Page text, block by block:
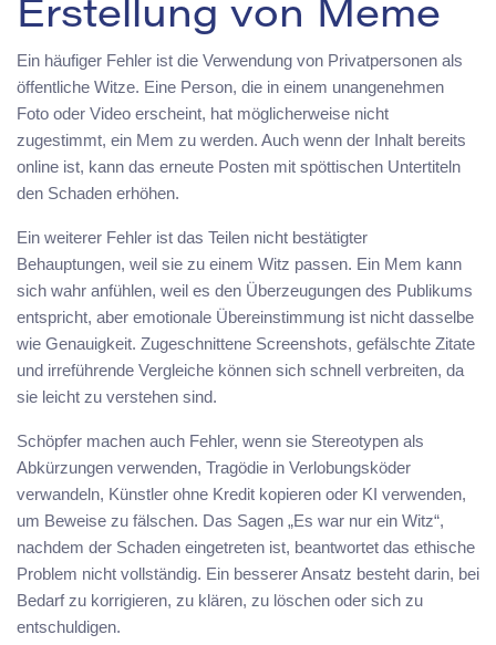
Erstellung von Meme
Ein häufiger Fehler ist die Verwendung von Privatpersonen als
öffentliche Witze. Eine Person, die in einem unangenehmen
Foto oder Video erscheint, hat möglicherweise nicht
zugestimmt, ein Mem zu werden. Auch wenn der Inhalt bereits
online ist, kann das erneute Posten mit spöttischen Untertiteln
den Schaden erhöhen.
Ein weiterer Fehler ist das Teilen nicht bestätigter
Behauptungen, weil sie zu einem Witz passen. Ein Mem kann
sich wahr anfühlen, weil es den Überzeugungen des Publikums
entspricht, aber emotionale Übereinstimmung ist nicht dasselbe
wie Genauigkeit. Zugeschnittene Screenshots, gefälschte Zitate
und irreführende Vergleiche können sich schnell verbreiten, da
sie leicht zu verstehen sind.
Schöpfer machen auch Fehler, wenn sie Stereotypen als
Abkürzungen verwenden, Tragödie in Verlobungsköder
verwandeln, Künstler ohne Kredit kopieren oder KI verwenden,
um Beweise zu fälschen. Das Sagen „Es war nur ein Witz“,
nachdem der Schaden eingetreten ist, beantwortet das ethische
Problem nicht vollständig. Ein besserer Ansatz besteht darin, bei
Bedarf zu korrigieren, zu klären, zu löschen oder sich zu
entschuldigen.